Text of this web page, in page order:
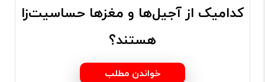
کدامیک از آجیل‌ها و مغزها حساسیت‌زا
هستند؟
خواندن مطلب